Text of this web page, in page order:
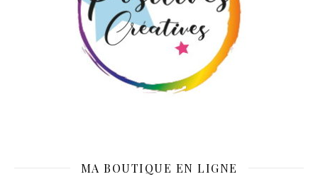
MA BOUTIQUE EN LIGNE